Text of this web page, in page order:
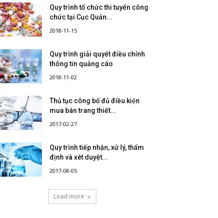
Quy trình tổ chức thi tuyển công
chức tại Cục Quản...
2018-11-15
Quy trình giải quyết điều chỉnh
thông tin quảng cáo
2018-11-02
Thủ tục công bố đủ điều kiện
mua bán trang thiết...
2017-02-27
Quy trình tiếp nhận, xử lý, thẩm
định và xét duyệt...
2017-08-05
Load more